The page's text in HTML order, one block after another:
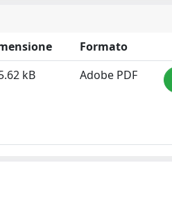
Formato
kB Adobe PDF